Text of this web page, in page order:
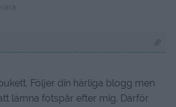
Svara
Följer din härliga blogg men
lämna fotspår efter mig. Därför